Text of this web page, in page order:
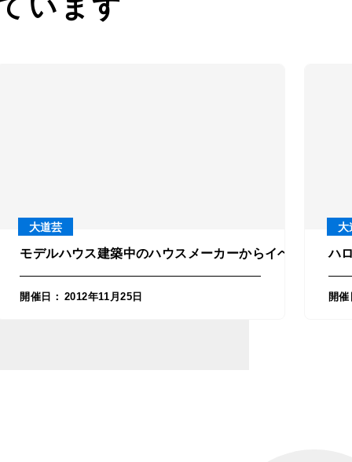
います
ウン）を派遣！in大分県玖珠郡玖珠町
大道芸
モデルハウス建築中のハウスメーカーからイベントに似
開催日 ： 2012年11月25日
大
ハ
開催